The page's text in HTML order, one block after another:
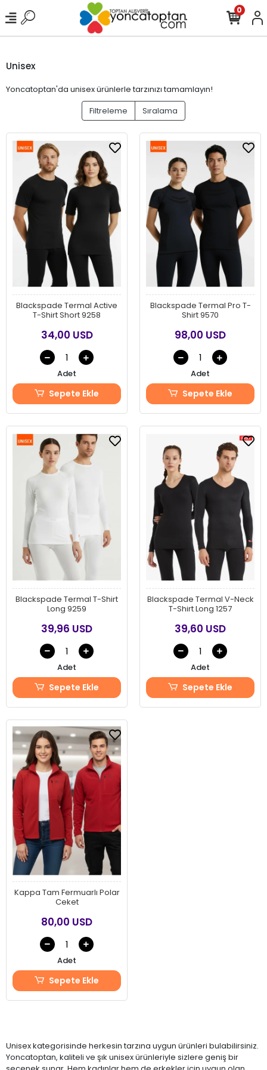
0
Unisex
Yoncatoptan'da unisex ürünlerle tarzınızı tamamlayın!
Filtreleme
Sıralama
Blackspade Termal Active
T-Shirt Short 9258
34,00 USD
Adet
Sepete Ekle
Blackspade Termal Pro T-
Shirt 9570
98,00 USD
Adet
Sepete Ekle
Blackspade Termal T-Shirt
Long 9259
39,96 USD
Adet
Sepete Ekle
Blackspade Termal V-Neck
T-Shirt Long 1257
39,60 USD
Adet
Sepete Ekle
Kappa Tam Fermuarlı Polar
Ceket
80,00 USD
Adet
Sepete Ekle
Unisex kategorisinde herkesin tarzına uygun ürünleri bulabilirsiniz.
Yoncatoptan, kaliteli ve şık unisex ürünleriyle sizlere geniş bir